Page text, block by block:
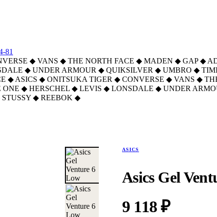
81
◆ VANS ◆ THE NORTH FACE ◆ MADEN ◆ GAP ◆
◆ UNDER ARMOUR ◆ QUIKSILVER ◆ UMBRO ◆
◆ ASICS ◆ ONITSUKA TIGER ◆ CONVERSE ◆ VANS ◆
ONE ◆ HERSCHEL ◆ LEVIS ◆ LONSDALE ◆ UNDER
STUSSY ◆ REEBOK ◆
ASICS
Asics Gel
9 118 ₽